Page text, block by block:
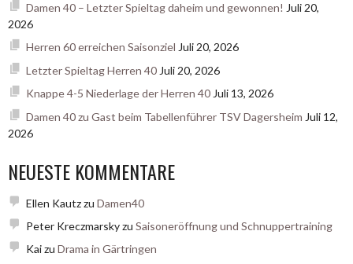
Damen 40 – Letzter Spieltag daheim und gewonnen! Juli 20,
2026
Herren 60 erreichen Saisonziel Juli 20, 2026
Letzter Spieltag Herren 40 Juli 20, 2026
Knappe 4-5 Niederlage der Herren 40 Juli 13, 2026
Damen 40 zu Gast beim Tabellenführer TSV Dagersheim Juli 12,
2026
NEUESTE KOMMENTARE
Ellen Kautzzu Damen40
Peter Kreczmarskyzu Saisoneröffnung und Schnuppertraining
Kaizu Drama in Gärtringen